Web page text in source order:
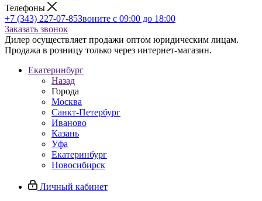
Телефоны
+7 (343) 227-07-85Звоните с 09:00 до 18:00
Заказать звонок
Дилер осуществляет продажи оптом юридическим лицам.
Продажа в розницу только через интернет-магазин.
Екатеринбург
Назад
Города
Москва
Санкт-Петербург
Иваново
Казань
Уфа
Екатеринбург
Новосибирск
Личный кабинет